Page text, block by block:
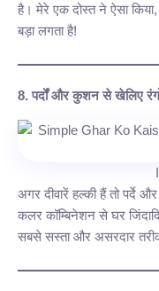
है। मेरे एक दोस्त ने ऐसा
बड़ा लगता है!
8. पर्दों और कुशन से खेलिए
अगर दीवारें हल्की हैं तो
कलर कॉम्बिनेशन से घर
सबसे सस्ता और असरदार